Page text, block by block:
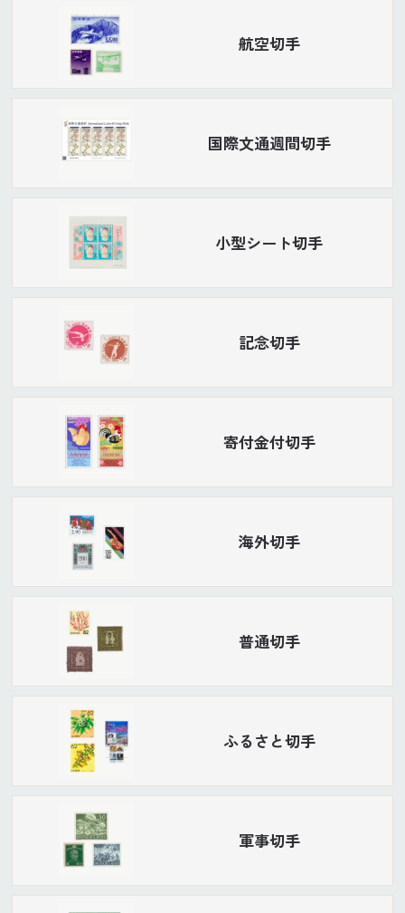
航空切手
国際文通週間切手
小型シート切手
記念切手
寄付金付切手
海外切手
普通切手
ふるさと切手
軍事切手